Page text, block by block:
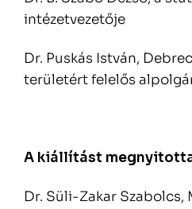
intézetvezetője
Dr. Puskás István,
területért felelős
A kiállítást
Dr. Süli-Zakar Szabolcs,